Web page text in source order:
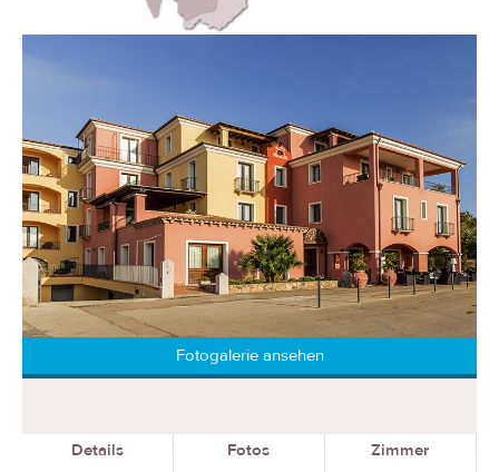
Fotogalerie ansehen
Details Fotos
Zimmer